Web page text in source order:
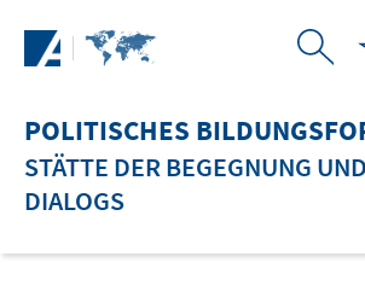
POLITISCHES
STÄTTE DER BEGEGNUNG
DIALOGS